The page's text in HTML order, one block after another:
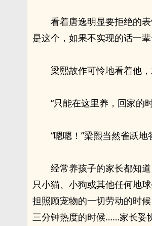
看着唐逸明显要拒绝的
是这个，如果不实现的话一
梁熙故作可怜地看着他
“只能在这里养，回家的
“嗯嗯！”梁熙当然雀跃地
经常养孩子的家长都知
只小猫、小狗或其他任何地
担照顾宠物的一切劳动的时
三分钟热度的时候……家长妥